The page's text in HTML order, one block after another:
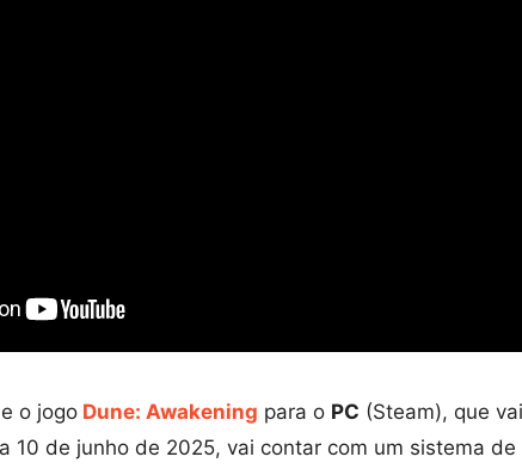
o jogo Dune: Awakening para o PC (Steam), que
10 de junho de 2025, vai contar com um sistema